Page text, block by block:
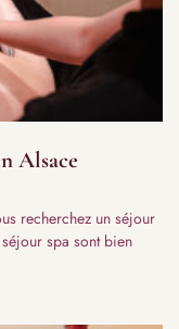
Alsace​
recherchez un séjour
spa sont bien